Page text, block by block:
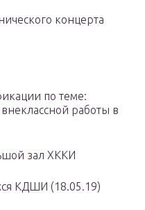
концерта
по теме:
работы в
зал ХККИ
КДШИ (18.05.19)